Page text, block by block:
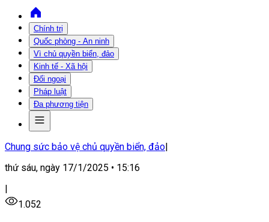
Chính trị
Quốc phòng - An ninh
Vì chủ quyền biển, đảo
Kinh tế - Xã hội
Đối ngoại
Pháp luật
Đa phương tiện
Chung sức bảo vệ chủ quyền biển, đảo|
thứ sáu, ngày 17/1/2025 • 15:16
|
1.052